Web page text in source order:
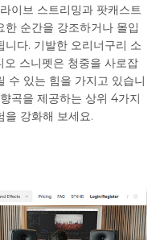
이브 스트리밍과 팟캐스트
순간을 강조하거나 몰입
다. 기발한 오리너구리 소
오 스니펫은 청중을 사로잡
수 있는 힘을 가지고 있습니
곡을 제공하는 상위 4가지
을 강화해 보세요.